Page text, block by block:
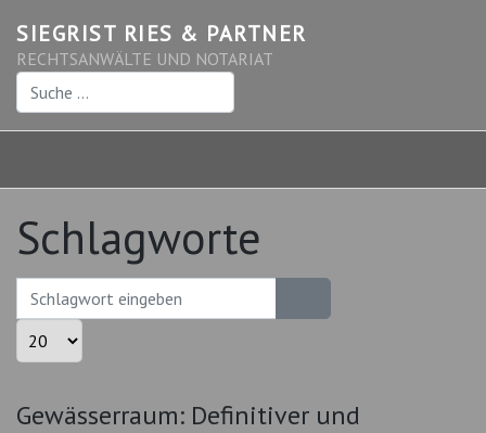
SIEGRIST RIES & PARTNER
RECHTSANWÄLTE UND NOTARIAT
Suchen
Schlagworte
Schlagwort eingeben
Anzeige #
Gewässerraum: Definitiver und